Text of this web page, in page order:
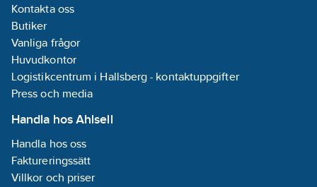
Kontakta oss
Butiker
Vanliga frågor
Huvudkontor
Logistikcentrum i Hallsberg - kontaktuppgifter
Press och media
Handla hos Ahlsell
Handla hos oss
Faktureringssätt
Villkor och priser